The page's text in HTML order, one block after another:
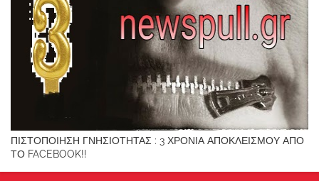
ΠΙΣΤΟΠΟΙΗΣΗ ΓΝΗΣΙΟΤΗΤΑΣ : 3 ΧΡΟΝΙΑ ΑΠΟΚΛΕΙΣΜΟΥ ΑΠΟ
ΤΟ FACEBOOK!!